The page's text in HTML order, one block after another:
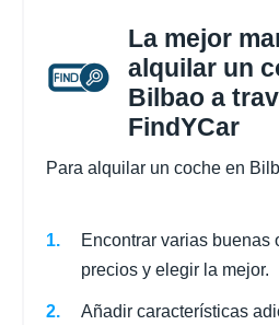
La mejor
alquilar un
Bilbao a
FindYCar
Para alquilar un coche en
Encontrar varias buenas
precios y elegir la mejor.
Añadir características